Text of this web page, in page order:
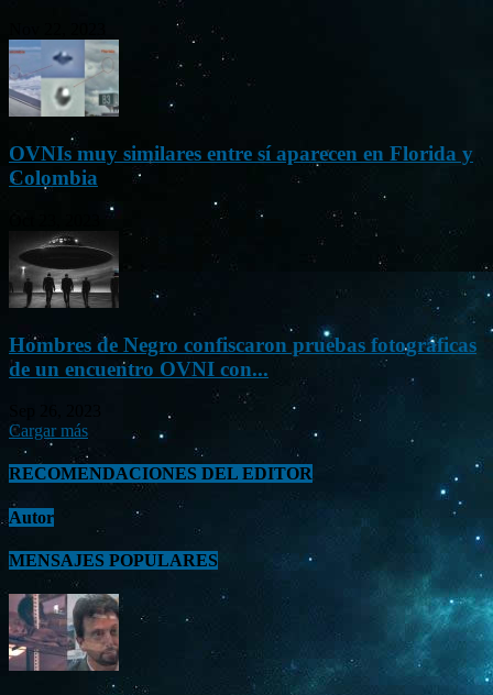
OVNIs muy similares entre sí aparecen en Florida y
Colombia
Hombres de Negro confiscaron pruebas fotográficas
de un encuentro OVNI con...
Cargar más
RECOMENDACIONES DEL EDITOR
Autor
MENSAJES POPULARES